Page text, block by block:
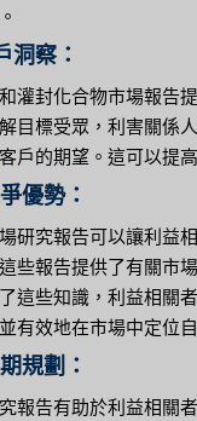
洞察：
灌封化合物市場報告
目標受眾，利害關係
戶的期望。這可以提
優勢：
研究報告可以讓利益
些報告提供了有關市
這些知識，利益相關
有效地在市場中定位
規劃：
報告有助於利益相關